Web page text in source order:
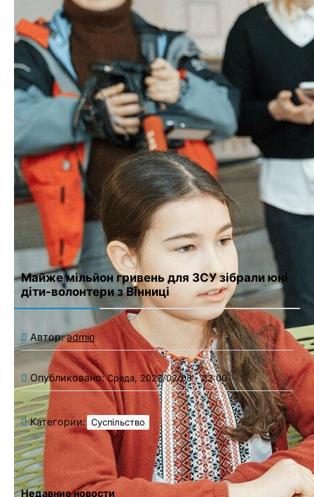
Війна забрала життя двох
Героїв з Вінниччини
Предыдущая запись
Лечение катаракты в Киеве:
от диагностики до
восстановления после
процедуры
Следующая запись
Добавить комментарий
Для отправки комментария вам необходимо
авторизоваться.
Майже мільйон гривень для ЗСУ зібрали юні
діти-волонтери з Вінниці
Автор:admin
Опубликовано:Среда, 2023/02/08 - 22:00
Категории: Суспільство
Недавние новости